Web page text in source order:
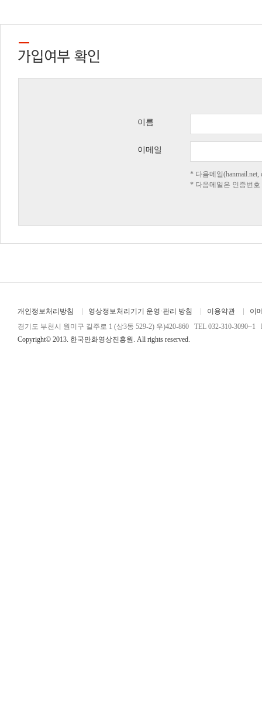
이름
이메일
* 다음메일
* 다음메일은 인증번
개인정보처리방침 영상정보처리기기 운영·관리 방침 이용약관
이
경기도 부천시 원미구 길주로 1 (상3동 529-2) 우)420-860 TEL 032-310-3090~1
Copyright© 2013. 한국만화영상진흥원. All rights reserved.